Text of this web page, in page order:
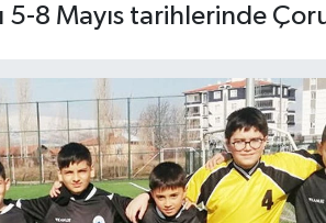
5-8 Mayıs tarihlerinde